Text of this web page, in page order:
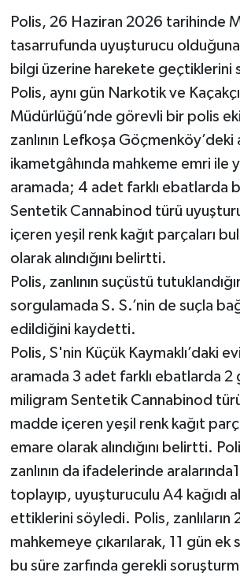
Polis, 26 Haziran 2026 tarihinde
tasarrufunda uyuşturucu olduğuna
bilgi üzerine harekete geçtiklerini
Polis, aynı gün Narkotik ve
Müdürlüğü’nde görevli bir polis
zanlının Lefkoşa
ikametgâhında mahkeme emri ile
aramada; 4 adet farklı ebatlarda
Sentetik Cannabinod türü
içeren yeşil renk kağıt parçaları
olarak alındığını belirtti.
Polis, zanlının suçüstü
sorgulamada S. S.’nin de suçla
edildiğini kaydetti.
Polis, S'nin Küçük Kaymaklı’daki
aramada 3 adet farklı ebatlarda 2
miligram Sentetik Cannabinod
madde içeren yeşil renk kağıt
emare olarak alındığını belirtti.
zanlının da ifadelerinde
toplayıp, uyuşturuculu A4 kağıdı
ettiklerini söyledi. Polis, zanlıların
mahkemeye çıkarılarak, 11 gün ek
bu süre zarfında gerekli